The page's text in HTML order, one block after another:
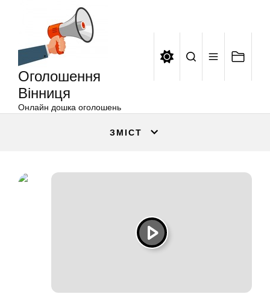
Оголошення
Вінниця
Онлайн дошка оголошень
ЗМІСТ